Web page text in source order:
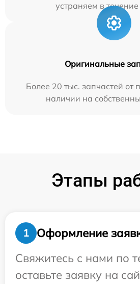
устраняем в
Оригинальные
Более 20 тыс. запчастей от
наличии на
Этапы
1
Оформление
Свяжитесь с нами по
оставьте заявку на